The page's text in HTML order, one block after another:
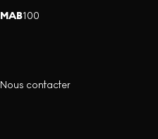
MAB100
Nous contacter